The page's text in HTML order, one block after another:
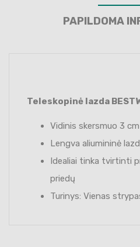
PAPILDOMA
Teleskopinė lazda
Vidinis skersmuo 3
Lengva aliumininė
Idealiai tinka tvirtinti
priedų
Turinys: Vienas